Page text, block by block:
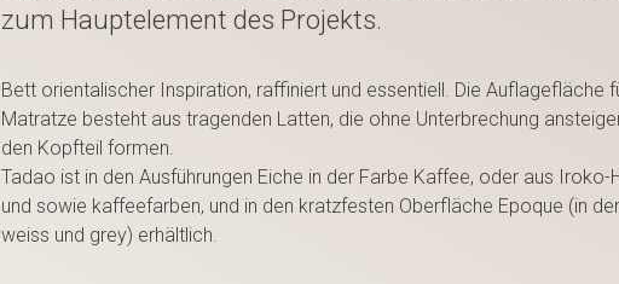
zum Hauptelement des Projekts.
Bett orientalischer Inspiration, raffiniert und essentiell. Die Auflagefläche
Matratze besteht aus tragenden Latten, die ohne Unterbrechung
den Kopfteil formen.
Tadao ist in den Ausführungen Eiche in der Farbe Kaffee, oder aus Iroko-
und sowie kaffeefarben, und in den kratzfesten Oberfläche Epoque (in
weiss und grey) erhältlich.